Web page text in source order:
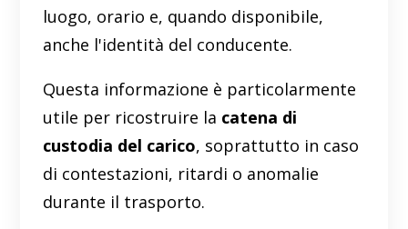
luogo, orario e, quando disponibile,
anche l'identità del conducente.
Questa informazione è particolarmente
utile per ricostruire la catena di
custodia del carico, soprattutto in caso
di contestazioni, ritardi o anomalie
durante il trasporto.